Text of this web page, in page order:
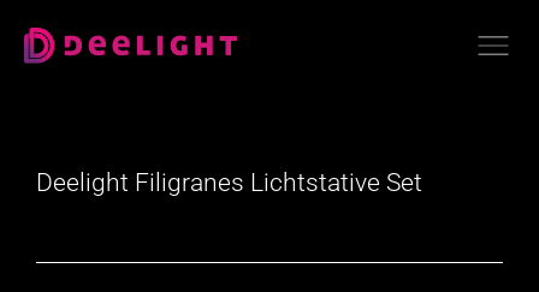
Deelight Filigranes Lichtstative Set